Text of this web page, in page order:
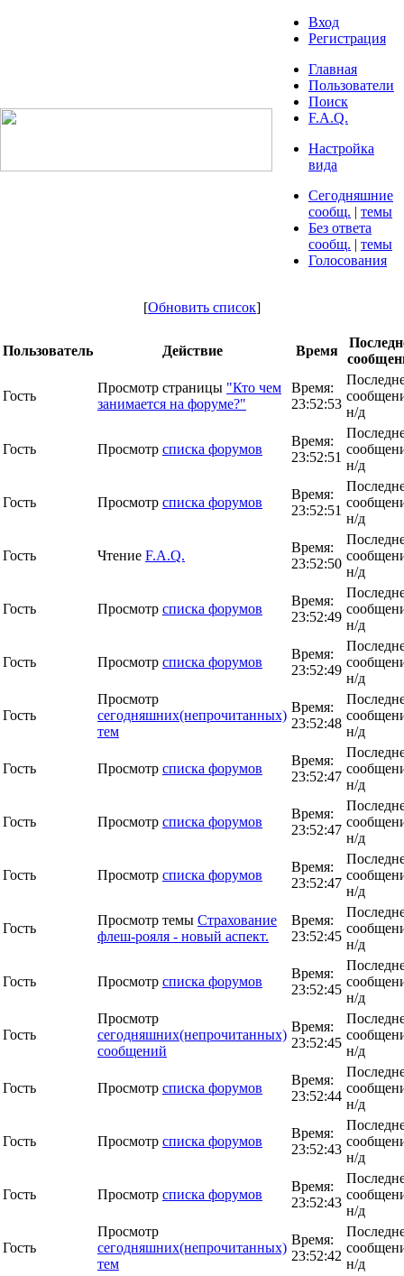
Вход
Регистрация
Главная
Пользователи
Поиск
F.A.Q.
Настройка
вида
Сегодняшние
сообщ. | темы
Без ответа
сообщ. | темы
Голосования
[Обновить список]
Пользователь Действие Время
Гость
Просмотр страницы "Кто чем
занимается на форуме?"
Время:
23:52:53
н/д
Гость Просмотр списка форумов
Время:
23:52:51
н/д
Гость Просмотр списка форумов
Время:
23:52:51
н/д
Гость Чтение F.A.Q.
Время:
23:52:50
н/д
Гость Просмотр списка форумов
Время:
23:52:49
н/д
Гость Просмотр списка форумов
Время:
23:52:49
н/д
Гость
Просмотр
сегодняшних(непрочитанных)
тем
Время:
23:52:48
н/д
Гость Просмотр списка форумов
Время:
23:52:47
н/д
Гость Просмотр списка форумов
Время:
23:52:47
н/д
Гость Просмотр списка форумов
Время:
23:52:47
н/д
Гость
Просмотр темы Страхование
флеш-рояля - новый аспект.
Время:
23:52:45
н/д
Гость Просмотр списка форумов
Время:
23:52:45
н/д
Гость
Просмотр
сегодняшних(непрочитанных)
сообщений
Время:
23:52:45
н/д
Гость Просмотр списка форумов
Время:
23:52:44
н/д
Гость Просмотр списка форумов
Время:
23:52:43
н/д
Гость Просмотр списка форумов
Время:
23:52:43
н/д
Гость
Просмотр
сегодняшних(непрочитанных)
тем
Время:
23:52:42
н/д